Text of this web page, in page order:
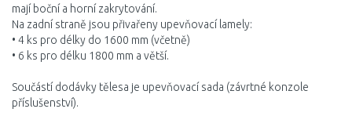
mají boční a horní zakrytování.
Na zadní straně jsou přivařeny upevňovací lamely:
• 4 ks pro délky do 1600 mm (včetně)
• 6 ks pro délku 1800 mm a větší.
Součástí dodávky tělesa je upevňovací sada (závrtné konzole
příslušenství).